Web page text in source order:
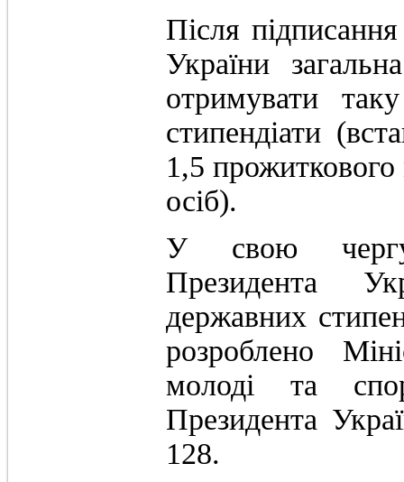
Після
України
отримувати
стипендіати
1,5
осіб).
У свою чергу
Президента
державних
розроблено
молоді та
Президента
128.